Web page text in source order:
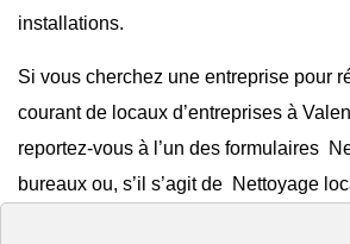
installations.
Si vous cherchez une entreprise pour
courant de locaux d’entreprises à
reportez-vous à l’un des formulaires
bureaux ou, s’il s’agit de Nettoyage